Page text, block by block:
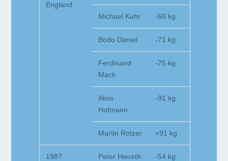
England
Michael Kuhr -60 kg
Bodo Daniel -71 kg
Ferdinand
Mack
-75 kg
Alois
Hofmann
-91 kg
Martin Rötzer +91 kg
1987
Peter Hiereth -54 kg